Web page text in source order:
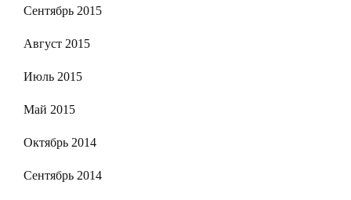
Сентябрь 2015
Август 2015
Июль 2015
Май 2015
Октябрь 2014
Сентябрь 2014